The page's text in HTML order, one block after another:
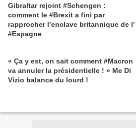
Gibraltar rejoint #Schengen :
comment le #Brexit a fini par
rapprocher l’enclave britannique de l’
#Espagne
« Ça y est, on sait comment #Macron
va annuler la présidentielle ! » Me Di
Vizio balance du lourd !